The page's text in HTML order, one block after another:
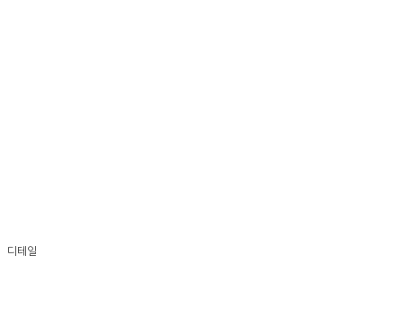
디테일